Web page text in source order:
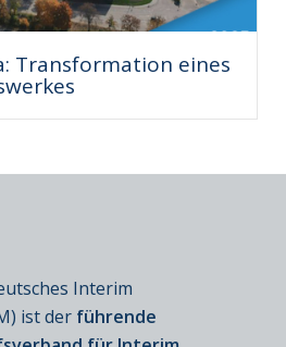
Transformation eines
Interim
ist der führende